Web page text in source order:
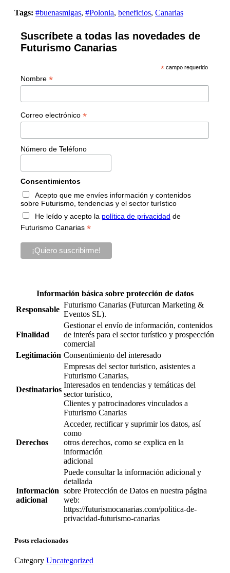
Tags: #buenasmigas, #Polonia, beneficios, Canarias
Suscríbete a todas las novedades de
Futurismo Canarias
*campo requerido
Nombre *
Correo electrónico *
Número de Teléfono
Consentimientos
Acepto que me envíes información y contenidos
sobre Futurismo, tendencias y el sector turístico
He leído y acepto la política de privacidad de
Futurismo Canarias *
Información básica sobre protección de datos
Responsable
Futurismo Canarias (Futurcan Marketing &
Eventos SL).
Finalidad
Gestionar el envío de información, contenidos
de interés para el sector turístico y prospección
comercial
Legitimación Consentimiento del interesado
Destinatarios
Empresas del sector turistico, asistentes a
Futurismo Canarias,
Interesados en tendencias y temáticas del
sector turístico,
Clientes y patrocinadores vinculados a
Futurismo Canarias
Derechos
Acceder, rectificar y suprimir los datos, así
como
otros derechos, como se explica en la
información
adicional
Información
adicional
Puede consultar la información adicional y
detallada
sobre Protección de Datos en nuestra página
web:
https://futurismocanarias.com/politica-de-
privacidad-futurismo-canarias
Posts relacionados
Category Uncategorized